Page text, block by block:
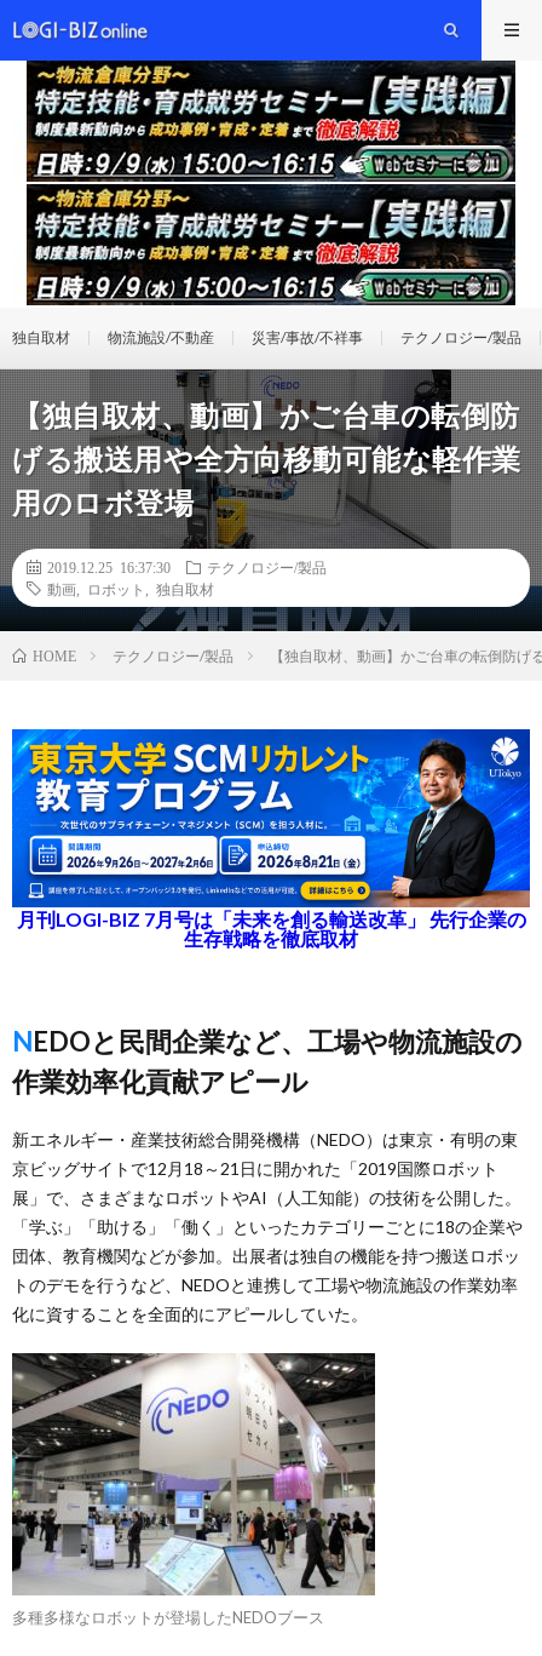
独自取材 物流施設/不動産 災害/事故/不祥事 テクノロジー/製品
【独自取材、動画】かご台車の転倒防
げる搬送用や全方向移動可能な軽作業
用のロボ登場
2019.12.25 16:37:30
テクノロジー/製品
動画
ロボット 独自取材
HOME テクノロジー/製品 【独自取材、動画】かご台車の転倒防
月刊LOGI-BIZ 7月号は「未来を創る輸送改革」 先行企業の
生存戦略を徹底取材
NEDOと民間企業など、工場や物流施設の
作業効率化貢献アピール
新エネルギー・産業技術総合開発機構（NEDO）は東京・有明の東
京ビッグサイトで12月18～21日に開かれた「2019国際ロボット
展」で、さまざまなロボットやAI（人工知能）の技術を公開した。
「学ぶ」「助ける」「働く」といったカテゴリーごとに18の企業や
団体、教育機関などが参加。出展者は独自の機能を持つ搬送ロボッ
トのデモを行うなど、NEDOと連携して工場や物流施設の作業効率
化に資することを全面的にアピールしていた。
多種多様なロボットが登場したNEDOブース